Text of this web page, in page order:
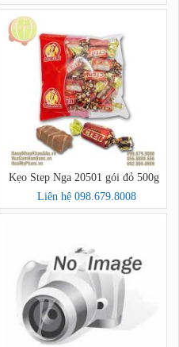
Kẹo Step Nga 20501 gói đỏ 500g
Liên hệ 098.679.8008